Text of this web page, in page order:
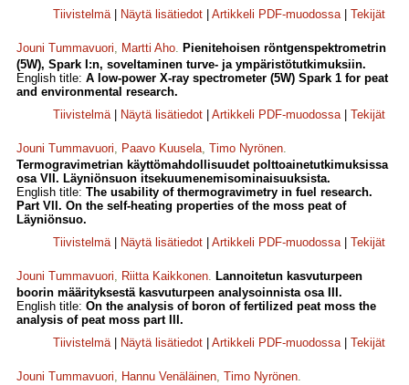
Tiivistelmä| Näytä lisätiedot Artikkeli PDF-muodossa| Tekijät
Jouni Tummavuori, Martti Aho. Pienitehoisen röntgenspektrometrin
(5W), Spark I:n, soveltaminen turve- ja ympäristötutkimuksiin.
English title: A low-power X-ray spectrometer (5W) Spark 1 for peat
and environmental research.
Tiivistelmä| Näytä lisätiedot Artikkeli PDF-muodossa| Tekijät
Jouni Tummavuori, Paavo Kuusela, Timo Nyrönen.
Termogravimetrian käyttömahdollisuudet polttoainetutkimuksissa
osa VII. Läyniönsuon itsekuumenemisominaisuuksista.
English title: The usability of thermogravimetry in fuel research.
Part VII. On the self-heating properties of the moss peat of
Läyniönsuo.
Tiivistelmä| Näytä lisätiedot Artikkeli PDF-muodossa| Tekijät
Jouni Tummavuori, Riitta Kaikkonen. Lannoitetun kasvuturpeen
boorin määrityksestä kasvuturpeen analysoinnista osa III.
English title: On the analysis of boron of fertilized peat moss the
analysis of peat moss part III.
Tiivistelmä| Näytä lisätiedot Artikkeli PDF-muodossa| Tekijät
Jouni Tummavuori, Hannu Venäläinen, Timo Nyrönen.